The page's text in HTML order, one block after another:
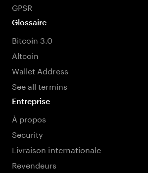
GPSR
Glossaire
Bitcoin 3.0
Altcoin
Wallet Address
See all termins
Entreprise
À propos
Security
Livraison internationale
Revendeurs